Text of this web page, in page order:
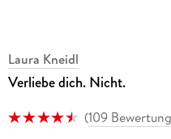
Laura Kneidl
Verliebe dich. Nicht.
(109